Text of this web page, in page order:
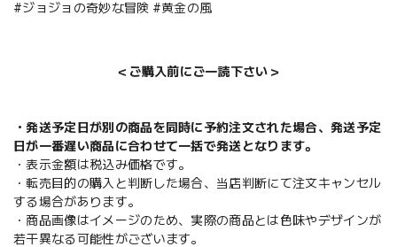
#ジョジョの奇妙な冒険 #黄金の風
＜ご購入前にご一読下さい＞
・発送予定日が別の商品を同時に予約注文された場合、発送予定
日が一番遅い商品に合わせて一括で発送となります。
・表示金額は税込み価格です。
・転売目的の購入と判断した場合、当店判断にて注文キャンセル
する場合があります。
・商品画像はイメージのため、実際の商品とは色味やデザインが
若干異なる可能性がございます。